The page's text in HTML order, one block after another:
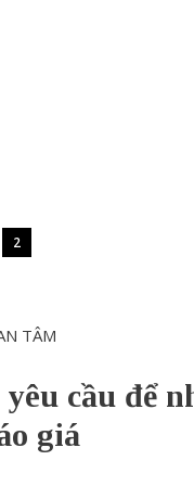
2
TÂM
cầu để
giá